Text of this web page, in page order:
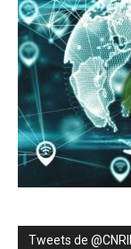
Tweets de